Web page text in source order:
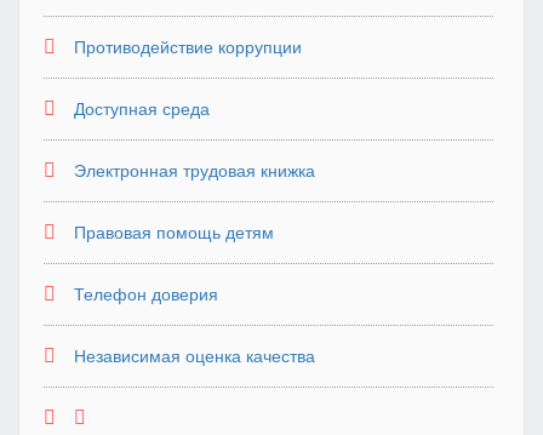
Противодействие коррупции
Доступная среда
Электронная трудовая книжка
Правовая помощь детям
Телефон доверия
Независимая оценка качества